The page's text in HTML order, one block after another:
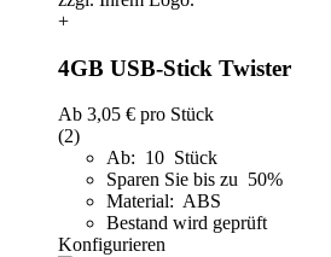
+
4GB USB-Stick Twister
Ab 3,05 € pro Stück
(2)
Ab: 10 Stück
Sparen Sie bis zu 50%
Material: ABS
Bestand wird geprüft
Konfigurieren